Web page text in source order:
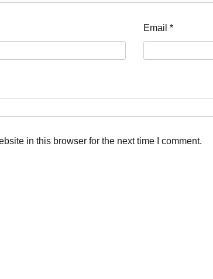
Email*
in this browser for the next time I comment.